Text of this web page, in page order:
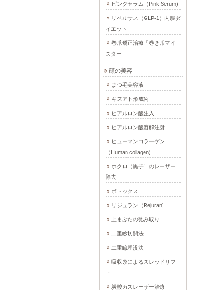
ピンクセラム（Pink Serum)
リベルサス（GLP-1）内服ダ
イエット
巻爪矯正治療「巻き爪マイ
スター」
顔の美容
まつ毛美容液
キズアト形成術
ヒアルロン酸注入
ヒアルロン酸溶解注射
ヒューマンコラーゲン
（Human collagen)
ホクロ（黒子）のレーザー
除去
ボトックス
リジュラン（Rejuran)
上まぶたの弛み取り
二重瞼切開法
二重瞼埋没法
吸収糸によるスレッドリフ
ト
炭酸ガスレーザー治療